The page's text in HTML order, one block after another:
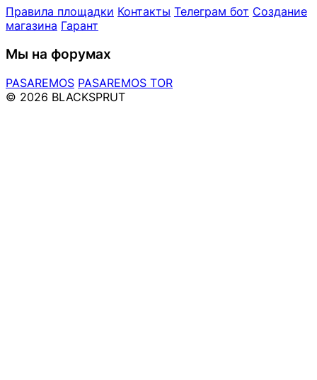
Правила площадки Контакты Телеграм бот Создание
магазина Гарант
Мы на форумах
PASAREMOS PASAREMOS TOR
© 2026 BLACKSPRUT